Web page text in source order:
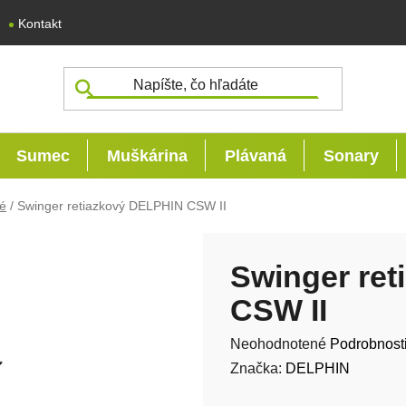
Kontakt
Sumec Muškárina Plávaná Sonary
/ Swinger retiazkový DELPHIN CSW II
Swinger
CSW II
Priemerné hodnotenie
Neohodnotené
Značka: DELPHIN